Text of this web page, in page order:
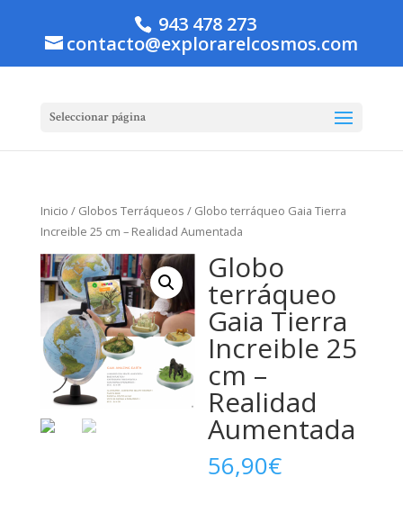
943 478 273
contacto@explorarelcosmos.com
Seleccionar página
Inicio / Globos Terráqueos / Globo terráqueo Gaia Tierra
Increible 25 cm – Realidad Aumentada
Globo
terráqueo
Gaia Tierra
Increible 25
cm –
Realidad
Aumentada
56,90€